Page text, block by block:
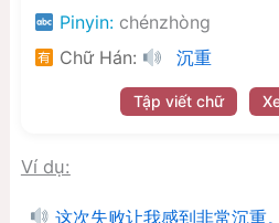
Pinyin: chénzhòng
Chữ Hán:
沉重
Tập viết chữ
Ví dụ:
这次失败让我感到非常沉重。